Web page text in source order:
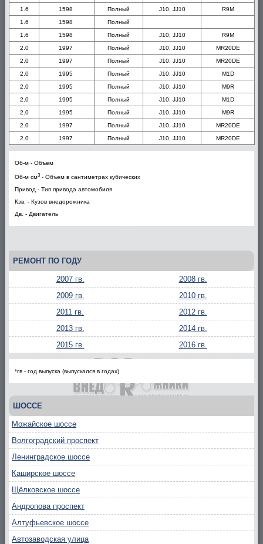
1.6
1598 Полный J10, JJ10
R9M
1.6
1598
Полный
1.6
1598 Полный J10, JJ10
R9M
2.0
1997 Полный J10, JJ10
MR20DE
2.0
1997 Полный J10, JJ10
MR20DE
2.0
1995 Полный J10, JJ10
M1D
2.0
1995 Полный J10, JJ10
M9R
2.0
1995 Полный J10, JJ10
M1D
2.0
1995 Полный J10, JJ10
M9R
2.0
1997 Полный J10, JJ10
MR20DE
2.0
1997 Полный J10, JJ10 MR20DE
Об-м - Объем
Об-м см3 - Объем в сантиметрах кубических
Привод - Тип привода автомобиля
Кзв. - Кузов внедорожника
Дв. - Двигатель
РЕМОНТ ПО ГОДУ
2007 гв.
2008 гв.
2009 гв.
2010 гв.
2011 гв.
2012 гв.
2013 гв.
2014 гв.
2015 гв.
2016 гв.
*гв - год выпуска (выпускался в годах)
ШОССЕ
Можайское шоссе
Волгоградский проспект
Ленинградское шоссе
Каширское шоссе
Щёлковское шоссе
Андропова проспект
Алтуфьевское шоссе
Автозаводская улица